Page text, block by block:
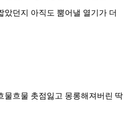
았던지 아직도 뿜어낼 열기가 더
물흐물 촛점잃고 몽롱해져버린 딱